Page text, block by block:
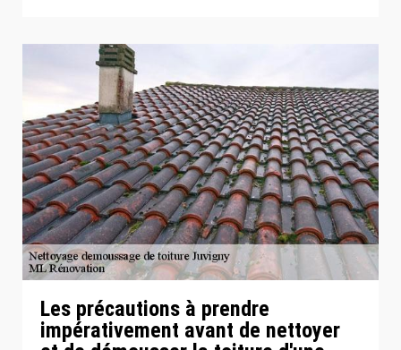
Les précautions à prendre
impérativement avant de nettoyer